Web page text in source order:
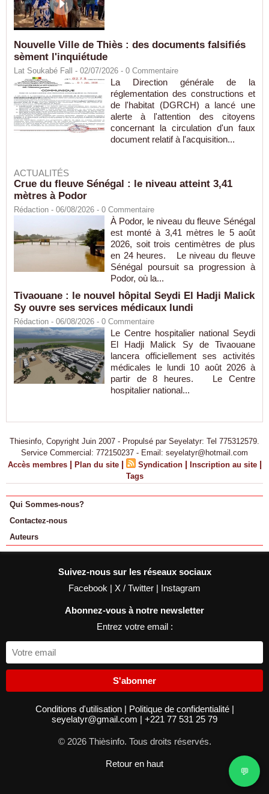
Nouvelle Ville de Thiès : des documents falsifiés
sèment l'inquiétude
Lat Soukabé Fall - 02/07/2026 - 0 Commentaire
La Direction générale de la
réglementation des constructions et
de l'habitat (DGRCH) a lancé une
alerte à l'attention des citoyens
concernant la circulation d'un faux
document relatif à l'acquisition...
ACTUALITÉS
Crue du fleuve Sénégal : le niveau atteint 3,41
mètres à Podor
Rédaction - 06/08/2026 - 0 Commentaire
À Podor, le niveau du fleuve Sénégal
est monté à 3,41 mètres le 5 août
2026, soit trois centimètres de plus
en 24 heures. Le niveau du fleuve
Sénégal poursuit sa progression à
Podor, où la...
Tivaouane : le nouvel hôpital Seydi El Hadji Malick
Sy ouvre ses services médicaux lundi
Rédaction - 06/08/2026 - 0 Commentaire
Le Centre hospitalier national Seydi
El Hadji Malick Sy de Tivaouane
lancera officiellement ses activités
médicales le lundi 10 août 2026 à
partir de 8 heures. Le Centre
hospitalier national...
Thiesinfo, Copyright Juin 2007 - Propulsé par Seyelatyr: Tel 775312579.
Service Commercial: 772150237 - Email: seyelatyr@hotmail.com
Accès membres | Plan du site | Syndication | Inscription au site |
Tags
Qui Sommes-nous?
Contactez-nous
Auteurs
Suivez-nous sur les réseaux sociaux
Facebook | X / Twitter | Instagram
Abonnez-vous à notre newsletter
Entrez votre email :
S'abonner
Conditions d'utilisation | Politique de confidentialité |
seyelatyr@gmail.com | +221 77 531 25 79
© 2026 Thièsinfo. Tous droits réservés.
Retour en haut
💬